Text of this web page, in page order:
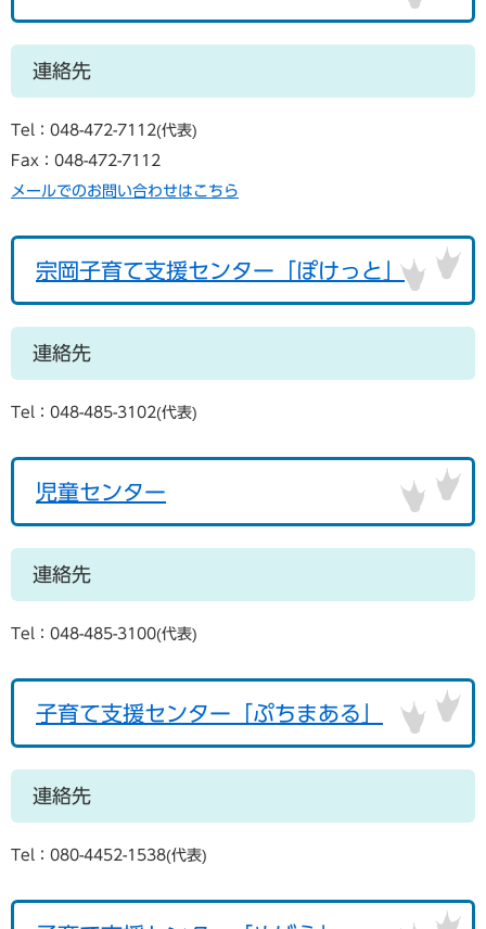
連絡先
Tel：048-472-7112 代表
Fax：048-472-7112
メールでのお問い合わせはこちら
宗岡子育て支援センター「ぽけっと」
連絡先
Tel：048-485-3102 代表
児童センター
連絡先
Tel：048-485-3100 代表
子育て支援センター「ぷちまある」
連絡先
Tel：080-4452-1538 代表